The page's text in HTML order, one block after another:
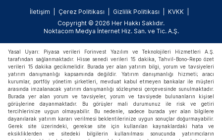
İletişim Çerez Politikası Gizlilik Politikası
KVKK
Copyright © 2026 Her Hakkı Saklıdır.
Noktacom Medya İnternet Hiz. San. ve Tic. A.Ş.
Yasal Uyarı: Piyasa verileri Forinvest Yazılım ve Teknolojileri Hizmetleri A.Ş.
tarafından sağlanmaktadır. Hisse senedi verileri 15 dakika, Tahvil-Bono-Repo özet
verileri 15 dakika gecikmelidir. Burada yer alan yatırım bilgi, yorum ve tavsiyeleri
yatırım danışmanlığı kapsamında değildir. Yatırım danışmanlığı hizmeti; aracı
kurumlar, portföy yönetim şirketleri, mevduat kabul etmeyen bankalar ile müşteri
arasında imzalanacak yatırım danışmanlığı sözleşmesi çerçevesinde sunulmaktadır.
Burada yer alan yorum ve tavsiyeler, yorum ve tavsiyede bulunanların kişisel
görüşlerine dayanmaktadır. Bu görüşler mali durumunuz ile risk ve getiri
tercihlerinize uygun olmayabilir. Bu nedenle, sadece burada yer alan bilgilere
dayanılarak yatırım kararı verilmesi beklentilerinize uygun sonuçlar doğurmayabilir.
Gerek site üzerindeki, gerekse site için kullanılan kaynaklardaki hata ve
eksikliklerden ve sitedeki bilgilerin kullanılması sonucunda yatırımcıların